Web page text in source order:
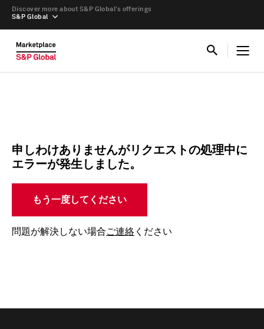
S&P Global
Discover more about S&P Global’s offerings
申しわけありませんがリクエストの処理中に
エラーが発生しました。
もう一度してください
問題が解決しない場合ご連絡 ください